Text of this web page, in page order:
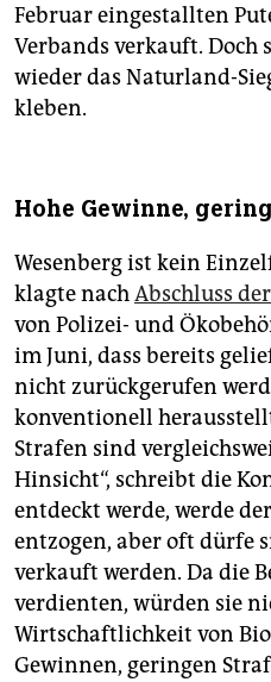
Februar eingestallten
Verbands verkauft. Doch
wieder das Naturland-
kleben.
Hohe Gewinne,
Wesenberg ist kein
klagte nachAbschluss
von Polizei- und
im Juni, dass bereits
nicht zurückgerufen
konventionell
Strafen sind
Hinsicht“, schreibt die
entdeckt werde, werde
entzogen, aber oft dürfe
verkauft werden. Da die
verdienten, würden sie
Wirtschaftlichkeit von
Gewinnen, geringen